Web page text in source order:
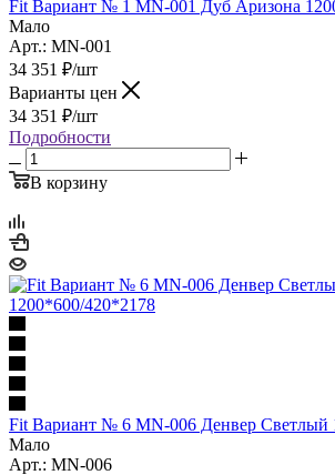
Fit Вариант № 1 MN-001 Дуб Аризона
Мало
Арт.: MN-001
34 351 ₽/шт
Варианты цен
34 351 ₽/шт
Подробности
В корзину
Fit Вариант № 6 MN-006 Денвер Светлый
Мало
Арт.: MN-006